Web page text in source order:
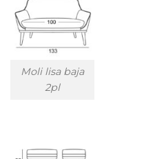
Moli lisa baja
2pl